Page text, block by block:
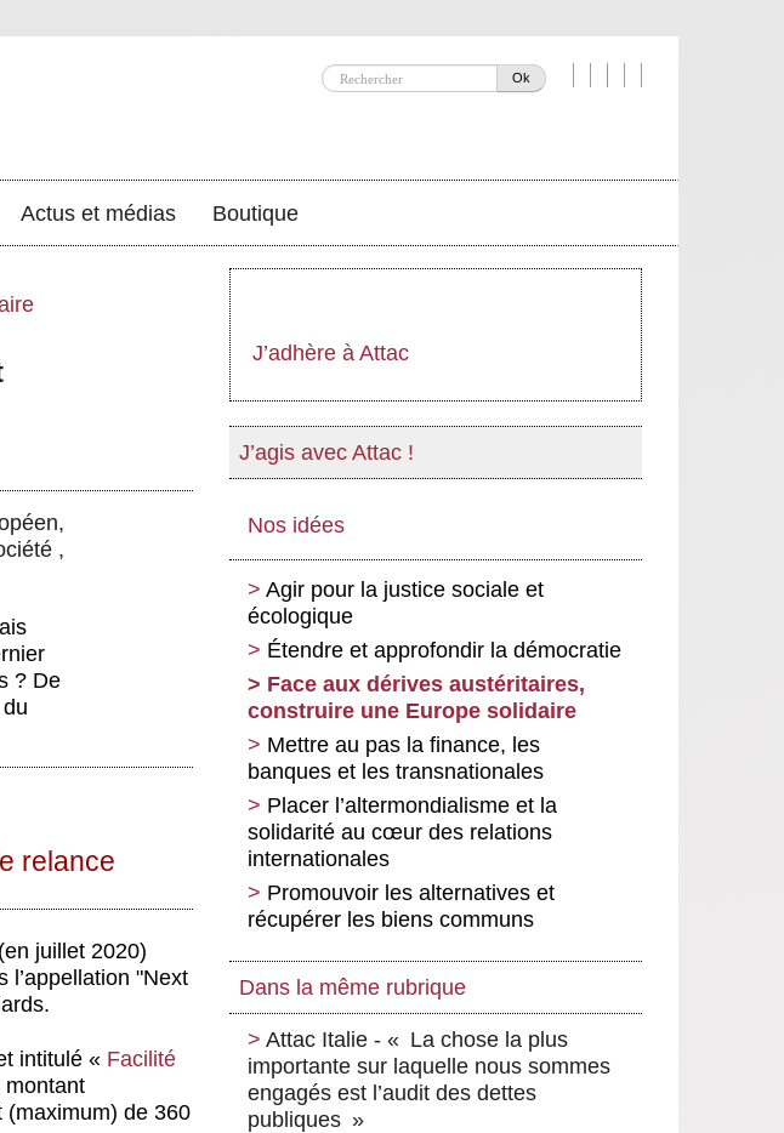
Ok
Actus et médias Boutique
,
,
? De
relance
juillet 2020)
l’appellation "Next
intitulé « Facilité
montant
(maximum) de 360
J’adhère à Attac
J’agis avec Attac !
Nos idées
Agir pour la justice sociale et
écologique
Étendre et approfondir la démocratie
Face aux dérives austéritaires,
construire une Europe solidaire
Mettre au pas la finance, les
banques et les transnationales
Placer l’altermondialisme et la
solidarité au cœur des relations
internationales
Promouvoir les alternatives et
récupérer les biens communs
Dans la même rubrique
Attac Italie - « La chose la plus
importante sur laquelle nous sommes
engagés est l’audit des dettes
publiques »